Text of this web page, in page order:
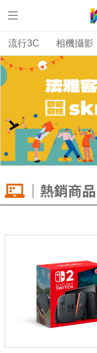
流行3C 相機攝影